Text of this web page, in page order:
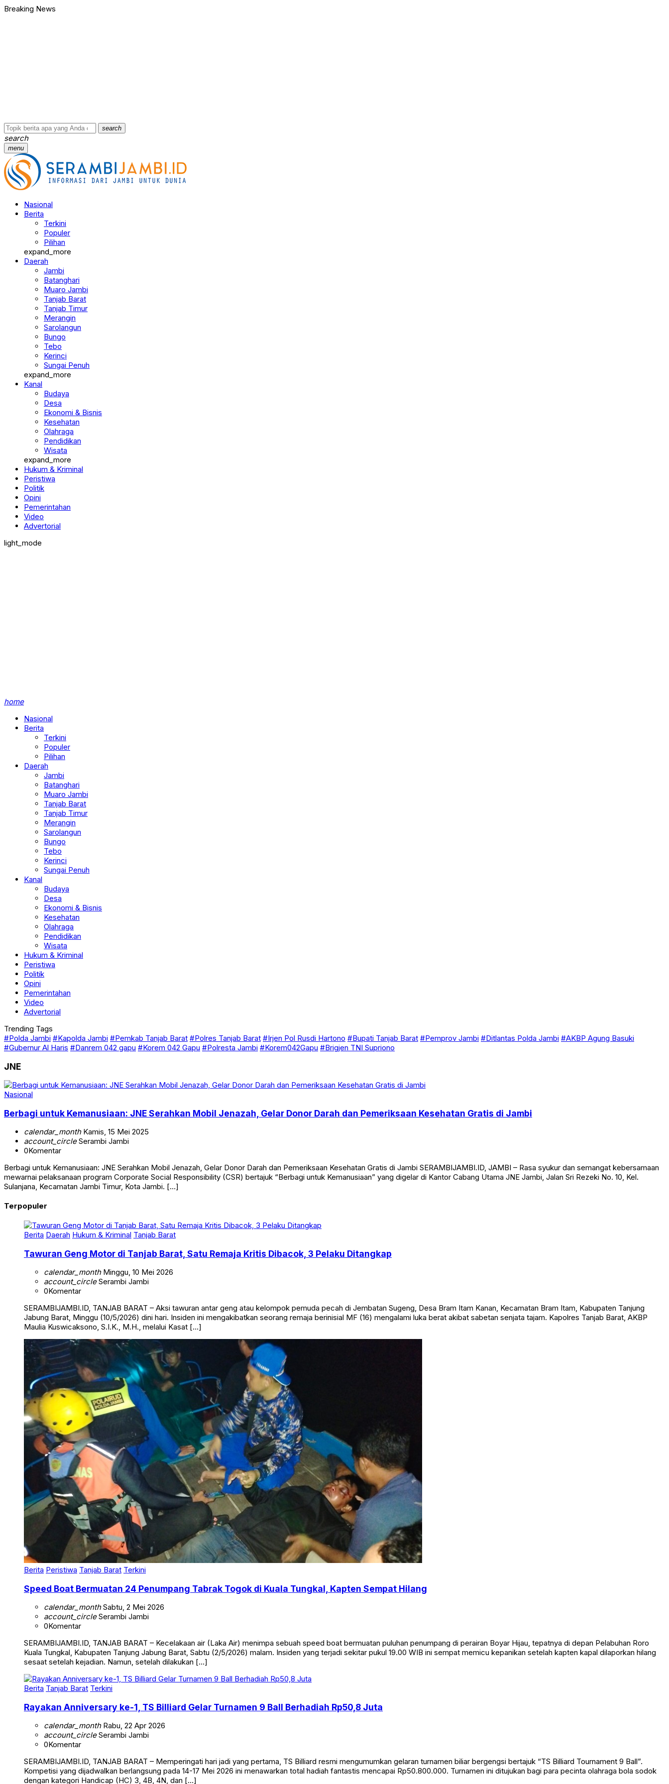
Breaking News
search
search
menu
Nasional
Berita
Terkini
Populer
Pilihan
expand_more
Daerah
Jambi
Batanghari
Muaro Jambi
Tanjab Barat
Tanjab Timur
Merangin
Sarolangun
Bungo
Tebo
Kerinci
Sungai Penuh
expand_more
Kanal
Budaya
Desa
Ekonomi & Bisnis
Kesehatan
Olahraga
Pendidikan
Wisata
expand_more
Hukum & Kriminal
Peristiwa
Politik
Opini
Pemerintahan
Video
Advertorial
light_mode
home
Nasional
Berita
Terkini
Populer
Pilihan
Daerah
Jambi
Batanghari
Muaro Jambi
Tanjab Barat
Tanjab Timur
Merangin
Sarolangun
Bungo
Tebo
Kerinci
Sungai Penuh
Kanal
Budaya
Desa
Ekonomi & Bisnis
Kesehatan
Olahraga
Pendidikan
Wisata
Hukum & Kriminal
Peristiwa
Politik
Opini
Pemerintahan
Video
Advertorial
Trending Tags
#Polda Jambi #Kapolda Jambi #Pemkab Tanjab Barat #Polres Tanjab Barat #Irjen Pol Rusdi Hartono #Bupati Tanjab Barat #Pemprov Jambi #Ditlantas Polda Jambi #AKBP Agung Basuki
#Gubernur Al Haris #Danrem 042 gapu #Korem 042 Gapu #Polresta Jambi #Korem042Gapu #Brigjen TNI Supriono
JNE
Nasional
Berbagi untuk Kemanusiaan: JNE Serahkan Mobil Jenazah, Gelar Donor Darah dan Pemeriksaan Kesehatan Gratis di Jambi
calendar_monthKamis, 15 Mei 2025
account_circleSerambi Jambi
0Komentar
Berbagi untuk Kemanusiaan: JNE Serahkan Mobil Jenazah, Gelar Donor Darah dan Pemeriksaan Kesehatan Gratis di Jambi SERAMBIJAMBI.ID, JAMBI – Rasa syukur dan semangat kebersamaan
mewarnai pelaksanaan program Corporate Social Responsibility (CSR) bertajuk “Berbagi untuk Kemanusiaan” yang digelar di Kantor Cabang Utama JNE Jambi, Jalan Sri Rezeki No. 10, Kel.
Sulanjana, Kecamatan Jambi Timur, Kota Jambi. […]
Terpopuler
Berita Daerah Hukum & Kriminal Tanjab Barat
Tawuran Geng Motor di Tanjab Barat, Satu Remaja Kritis Dibacok, 3 Pelaku Ditangkap
calendar_monthMinggu, 10 Mei 2026
account_circleSerambi Jambi
0Komentar
SERAMBIJAMBI.ID, TANJAB BARAT – Aksi tawuran antar geng atau kelompok pemuda pecah di Jembatan Sugeng, Desa Bram Itam Kanan, Kecamatan Bram Itam, Kabupaten Tanjung
Jabung Barat, Minggu (10/5/2026) dini hari. Insiden ini mengakibatkan seorang remaja berinisial MF (16) mengalami luka berat akibat sabetan senjata tajam. Kapolres Tanjab Barat, AKBP
Maulia Kuswicaksono, S.I.K., M.H., melalui Kasat […]
Berita Peristiwa Tanjab Barat Terkini
Speed Boat Bermuatan 24 Penumpang Tabrak Togok di Kuala Tungkal, Kapten Sempat Hilang
calendar_monthSabtu, 2 Mei 2026
account_circleSerambi Jambi
0Komentar
SERAMBIJAMBI.ID, TANJAB BARAT – Kecelakaan air (Laka Air) menimpa sebuah speed boat bermuatan puluhan penumpang di perairan Boyar Hijau, tepatnya di depan Pelabuhan Roro
Kuala Tungkal, Kabupaten Tanjung Jabung Barat, Sabtu (2/5/2026) malam. Insiden yang terjadi sekitar pukul 19.00 WIB ini sempat memicu kepanikan setelah kapten kapal dilaporkan hilang
sesaat setelah kejadian. Namun, setelah dilakukan […]
Berita Tanjab Barat Terkini
Rayakan Anniversary ke-1, TS Billiard Gelar Turnamen 9 Ball Berhadiah Rp50,8 Juta
calendar_monthRabu, 22 Apr 2026
account_circleSerambi Jambi
0Komentar
SERAMBIJAMBI.ID, TANJAB BARAT – Memperingati hari jadi yang pertama, TS Billiard resmi mengumumkan gelaran turnamen biliar bergengsi bertajuk “TS Billiard Tournament 9 Ball”.
Kompetisi yang dijadwalkan berlangsung pada 14-17 Mei 2026 ini menawarkan total hadiah fantastis mencapai Rp50.800.000. Turnamen ini ditujukan bagi para pecinta olahraga bola sodok
dengan kategori Handicap (HC) 3, 4B, 4N, dan […]